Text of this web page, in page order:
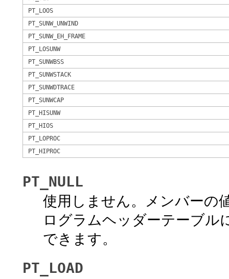
PT_LOOS
PT_SUNW_UNWIND
PT_SUNW_EH_FRAME
PT_LOSUNW
PT_SUNWBSS
PT_SUNWSTACK
PT_SUNWDTRACE
PT_SUNWCAP
PT_HISUNW
PT_HIOS
PT_LOPROC
PT_HIPROC
PT_NULL
使用しません。メンバーの
ログラムヘッダーテーブル
できます。
PT_LOAD